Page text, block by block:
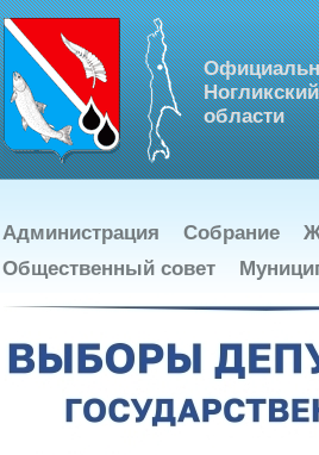
области
Администрация Собрание
Общественный совет